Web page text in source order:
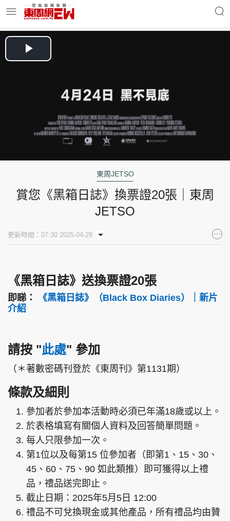
東周Ladies 優享生活
玄學靈異 東周專欄
東周刊 cazbuyer 東Touch
PCM 電腦廣場
頭條日報 星島環球 The Standard
親子王 Oh!爸媽 JobMarket
頭條搵工 EDUPLUS
Play
東周JETSO
賞您《黑箱日誌》換票證20張｜東周
JETSO
更新時間：07:30 2025-04-29
《黑箱日誌》送換票證20張
即睇：
《黑箱日誌》（Black Box Diaries）｜新片
介紹
請按 "此處" 參加
（＊著數密碼刊登於《東周刊》第1131期）
條款及細則
參加者於參加本活動時必須已年滿18歲或以上。
於表格填寫有關個人資料及回答簡單問題。
每人只限參加一次。
第1位以及每第15 位參加者（即第1、15、30、
45、60、75、90 如此類推）即可獲得以上禮
品，禮品送完即止。
截止日期：2025年5月5日 12:00
禮品不可兌換現金或其他產品，所有禮品均由贊